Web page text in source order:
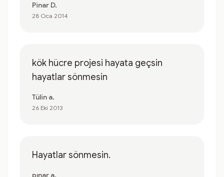
Pinar D.
28 Oca 2014
kök hücre projesi hayata geçsin
hayatlar sönmesin
Tülin a.
26 Eki 2013
Hayatlar sönmesin.
pınar a.